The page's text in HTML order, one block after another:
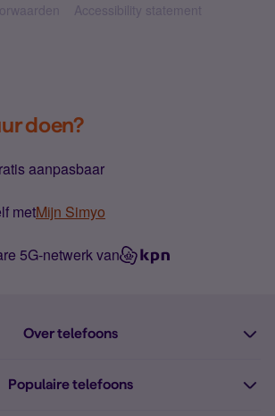
Accessibility statement
doen?
aanpasbaar
metMijn Simyo
5G-netwerk van
Over telefoons
Populaire telefoons